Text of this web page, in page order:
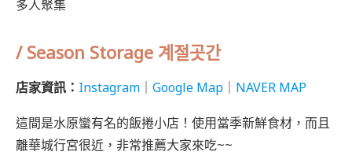
多人聚集
/ Season Storage 계절곳간
店家資訊： Instagram Google Map NAVER MAP
這間是水原蠻有名的飯捲小店！使用當季新鮮食材，而且
離華城行宮很近，非常推薦大家來吃~~